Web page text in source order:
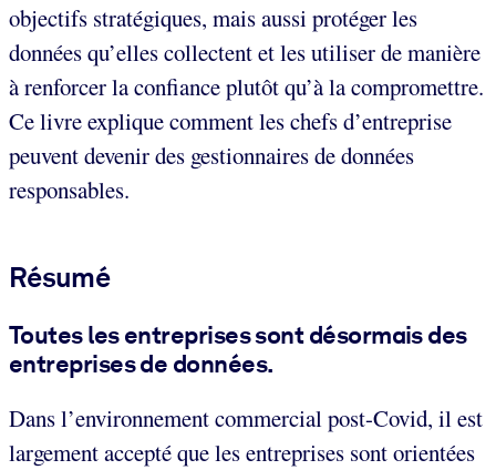
objectifs stratégiques, mais aussi protéger les
données qu’elles collectent et les utiliser de manière
à renforcer la confiance plutôt qu’à la compromettre.
Ce livre explique comment les chefs d’entreprise
peuvent devenir des gestionnaires de données
responsables.
Résumé
Toutes les entreprises sont désormais des
entreprises de données.
Dans l’environnement commercial post-Covid, il est
largement accepté que les entreprises sont orientées